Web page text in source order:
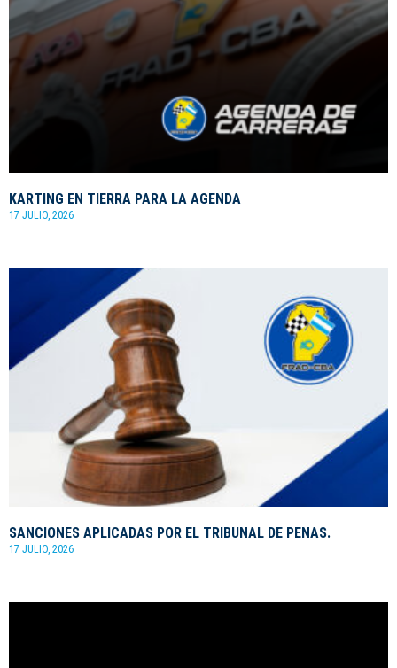
KARTING EN TIERRA PARA LA AGENDA
17 JULIO, 2026
SANCIONES APLICADAS POR EL TRIBUNAL DE PENAS.
17 JULIO, 2026